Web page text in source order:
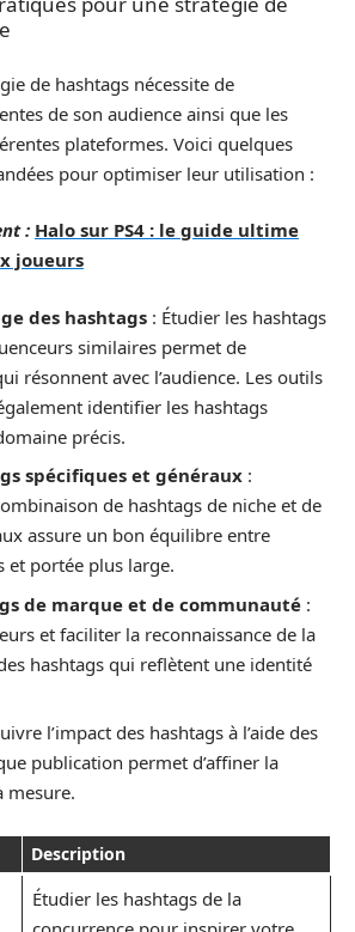
de hashtags nécessite de
de son audience ainsi que les
plateformes. Voici quelques
pour optimiser leur utilisation :
: Halo sur PS4 : le guide ultime
joueurs
des hashtags : Étudier les hashtags
similaires permet de
résonnent avec l’audience. Les outils
identifier les hashtags
précis.
spécifiques et généraux :
de hashtags de niche et de
assure un bon équilibre entre
et portée plus large.
de marque et de communauté :
et faciliter la reconnaissance de la
hashtags qui reflètent une identité
l’impact des hashtags à l’aide des
publication permet d’affiner la
mesure.
Description
Étudier les hashtags de la